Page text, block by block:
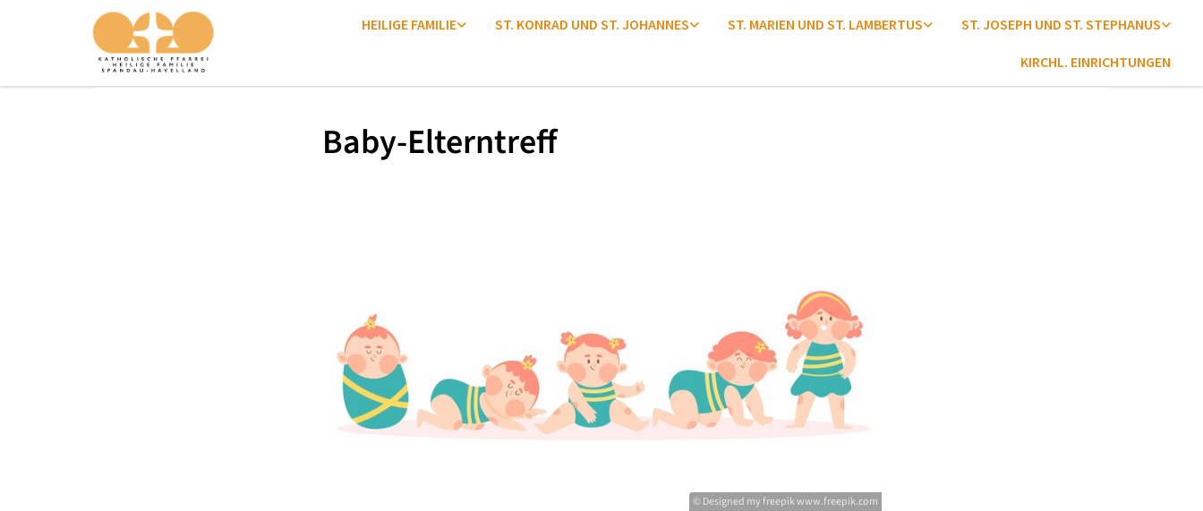
HEILIGE FAMILIE ST. KONRAD UND ST. JOHANNES ST. MARIEN UND ST. LAMBERTUS ST. JOSEPH UND ST. STEPHANUS
KIRCHL. EINRICHTUNGEN
Baby-Elterntreff
© Designed my freepik www.freepik.com